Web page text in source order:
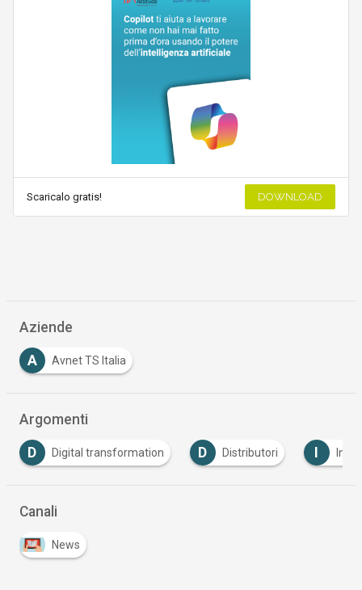
Scaricalo gratis! DOWNLOAD
Aziende
A Avnet TS Italia
Argomenti
D Digital transformation D Distributori I
Canali
News